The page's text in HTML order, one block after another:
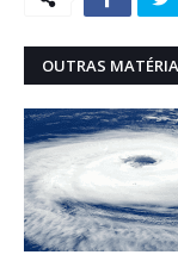
OUTRAS